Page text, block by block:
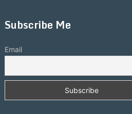
Subscribe Me
Email